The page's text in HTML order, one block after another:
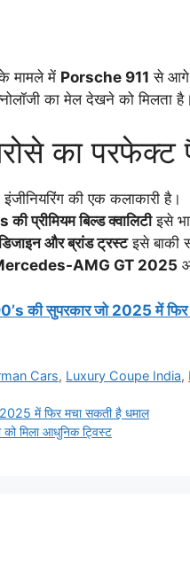
मामले में Porsche 911 से आगे
का मेल देखने को मिलता
का
की एक कलाकारी है।
प्रीमियम बिल्ड क्वालिटीइसे
और ब्रांड ट्रस्टइसे बाकी
AMG GT 2025
की सुपरकार जो 2025 में फिर
Cars, Luxury Coupe India,
में फिर मचा सकती है धमाल
मिला आधुनिक ट्विस्ट